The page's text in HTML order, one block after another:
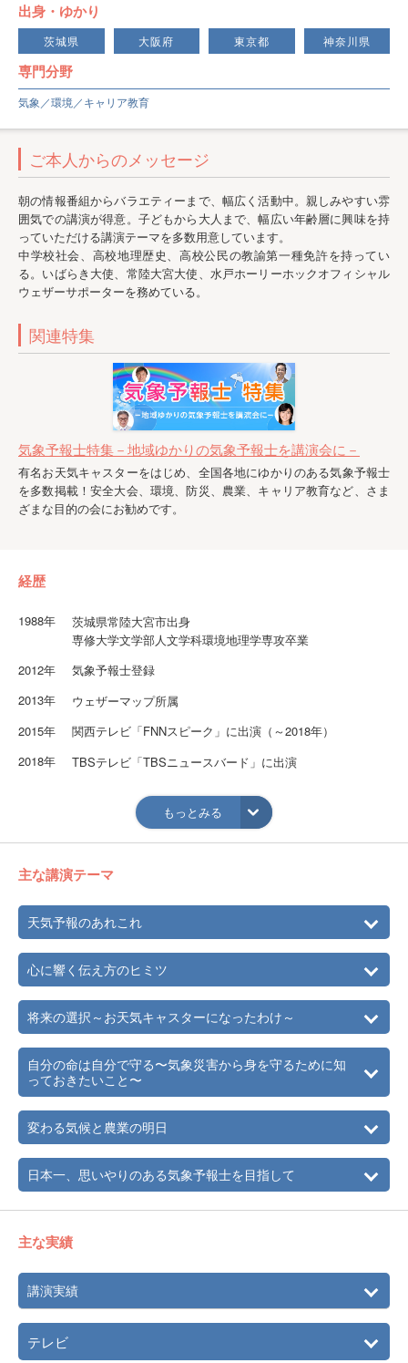
出身・ゆかり
茨城県 大阪府 東京都 神奈川県
専門分野
気象／環境／キャリア教育
ご本人からのメッセージ
朝の情報番組からバラエティーまで、幅広く活動中。親しみやすい雰
囲気での講演が得意。子どもから大人まで、幅広い年齢層に興味を持
っていただける講演テーマを多数用意しています。
中学校社会、高校地理歴史、高校公民の教諭第一種免許を持ってい
る。いばらき大使、常陸大宮大使、水戸ホーリーホックオフィシャル
ウェザーサポーターを務めている。
関連特集
気象予報士特集－地域ゆかりの気象予報士を講演会に－
有名お天気キャスターをはじめ、全国各地にゆかりのある気象予報士
を多数掲載！安全大会、環境、防災、農業、キャリア教育など、さま
ざまな目的の会にお勧めです。
経歴
1988年
茨城県常陸大宮市出身
専修大学文学部人文学科環境地理学専攻卒業
2012年
気象予報士登録
2013年
ウェザーマップ所属
2015年
関西テレビ「FNNスピーク」に出演（～2018年）
2018年
TBSテレビ「TBSニュースバード」に出演
日本テレビ「ZIP！」お天気キャスターに就任
【資格】資格 中学校教諭第一種免許(社会)／高等学校教諭
第一種免許(地理歴史)／高等学校教諭第一種免許(公民)
【好きな天気】「シガ(氷花)」
いた氷の小片が浮上して川面を流れる珍しい現象。氷点下5
度以下の日が5日程続くなどの様々な条件がそろったときに
発生。太陽の光を受けてキラキラと輝くシガは、幻想的で
す。
もっとみる
主な講演テーマ
天気予報のあれこれ
心に響く伝え方のヒミツ
将来の選択～お天気キャスターになったわけ～
自分の命は自分で守る〜気象災害から身を守るために知
っておきたいこと〜
変わる気候と農業の明日
日本一、思いやりのある気象予報士を目指して
主な実績
講演実績
テレビ